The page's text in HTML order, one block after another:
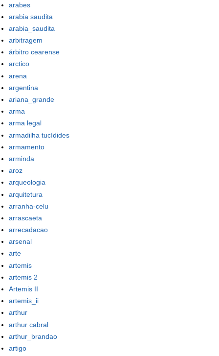
arabes
arabia saudita
arabia_saudita
arbitragem
árbitro cearense
arctico
arena
argentina
ariana_grande
arma
arma legal
armadilha tucídides
armamento
arminda
aroz
arqueologia
arquitetura
arranha-celu
arrascaeta
arrecadacao
arsenal
arte
artemis
artemis 2
Artemis II
artemis_ii
arthur
arthur cabral
arthur_brandao
artigo